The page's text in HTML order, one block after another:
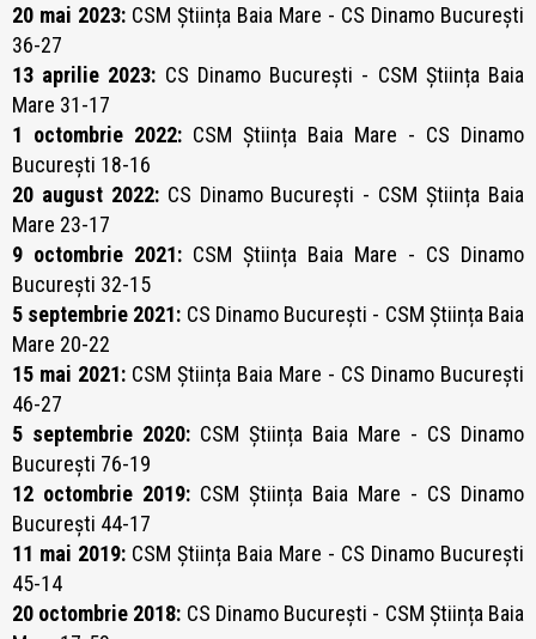
20 mai 2023: CSM Știința Baia Mare - CS Dinamo București
36-27
13 aprilie 2023: CS Dinamo București - CSM Știința Baia
Mare 31-17
1 octombrie 2022: CSM Știința Baia Mare - CS Dinamo
București 18-16
20 august 2022: CS Dinamo București - CSM Știința Baia
Mare 23-17
9 octombrie 2021: CSM Știința Baia Mare - CS Dinamo
București 32-15
5 septembrie 2021: CS Dinamo București - CSM Știința Baia
Mare 20-22
15 mai 2021: CSM Știința Baia Mare - CS Dinamo București
46-27
5 septembrie 2020: CSM Știința Baia Mare - CS Dinamo
București 76-19
12 octombrie 2019: CSM Știința Baia Mare - CS Dinamo
București 44-17
11 mai 2019: CSM Știința Baia Mare - CS Dinamo București
45-14
20 octombrie 2018: CS Dinamo București - CSM Știința Baia